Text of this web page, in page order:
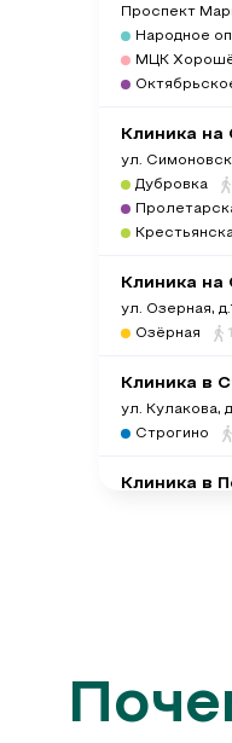
Проспект
Народное
МЦК
Клиника на
ул.
Дубровка
Клиника на
ул. Озерная,
Озёрная
Клиника в
ул. Кулакова,
Строгино
Клиника в
Клиника на